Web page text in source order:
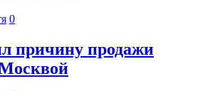
0
причину продажи